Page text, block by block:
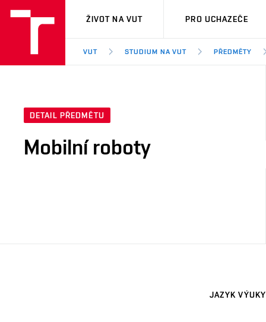
VUT
ŽIVOT NA VUT PRO UCHAZEČE
VUT STUDIUM NA VUT PŘEDMĚTY
DETAIL PŘEDMĚTU
Mobilní roboty
JAZYK VÝUKY